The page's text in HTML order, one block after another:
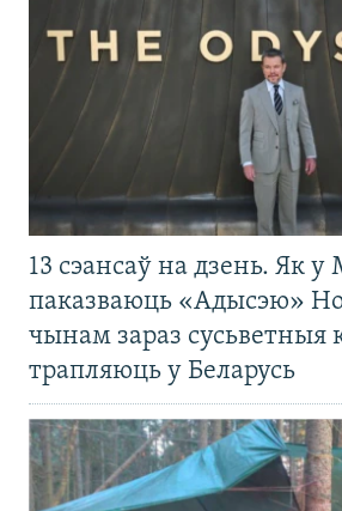
13 сэансаў на дзень. Як
паказваюць «Адысэю»
чынам зараз сусьветныя
трапляюць у Беларусь